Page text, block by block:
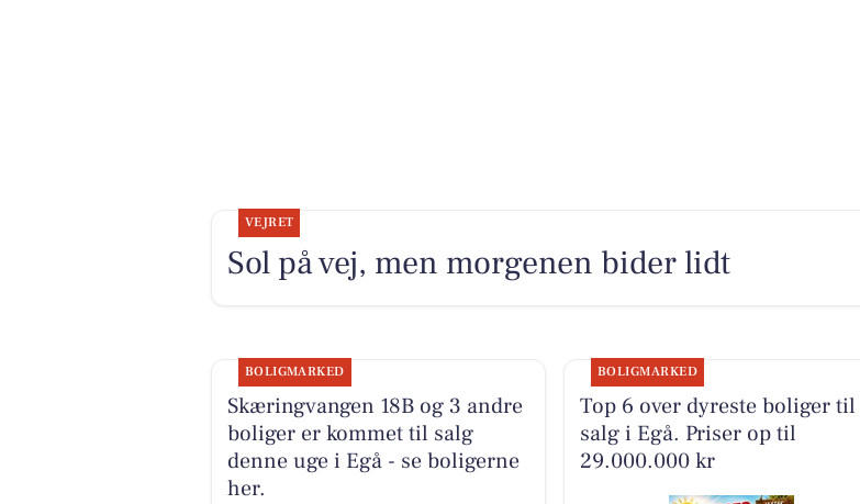
VEJRET
Sol på vej, men morgenen bider lidt
BOLIGMARKED
Skæringvangen 18B og 3 andre
boliger er kommet til salg
denne uge i Egå - se boligerne
her.
BOLIGMARKED
Top 6 over dyreste boliger til
salg i Egå. Priser op til
29.000.000 kr